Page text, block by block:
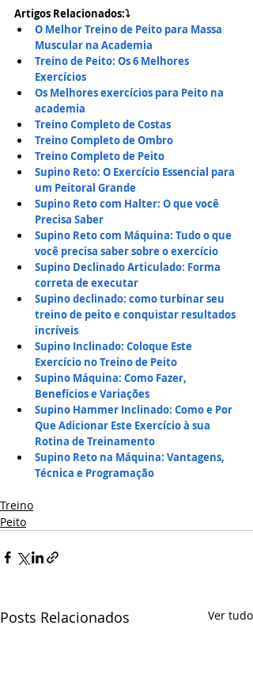
Artigos Relacionados:⤵
O Melhor Treino de Peito para Massa
Muscular na Academia
Treino de Peito: Os 6 Melhores
Exercícios
Os Melhores exercícios para Peito na
academia
Treino Completo de Costas
Treino Completo de Ombro
Treino Completo de Peito
Supino Reto: O Exercício Essencial para
um Peitoral Grande
Supino Reto com Halter: O que você
Precisa Saber
Supino Reto com Máquina: Tudo o que
você precisa saber sobre o exercício
Supino Declinado Articulado: Forma
correta de executar
Supino declinado: como turbinar seu
treino de peito e conquistar resultados
incríveis
Supino Inclinado: Coloque Este
Exercício no Treino de Peito
Supino Máquina: Como Fazer,
Benefícios e Variações
Supino Hammer Inclinado: Como e Por
Que Adicionar Este Exercício à sua
Rotina de Treinamento
Supino Reto na Máquina: Vantagens,
Técnica e Programação
Treino
Peito
Posts Relacionados Ver tudo